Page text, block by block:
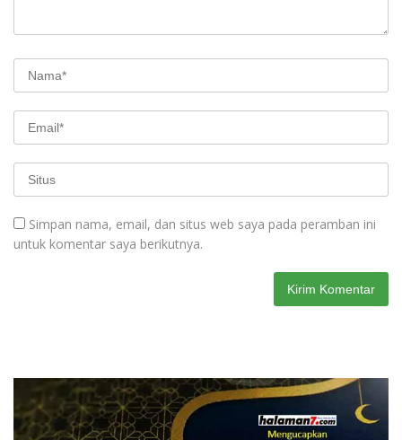
Simpan nama, email, dan situs web saya pada peramban ini
untuk komentar saya berikutnya.